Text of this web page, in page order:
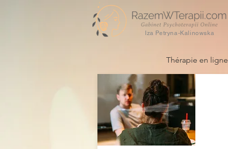
Thérapie en ligne
Iza Petryna-Kalinowska